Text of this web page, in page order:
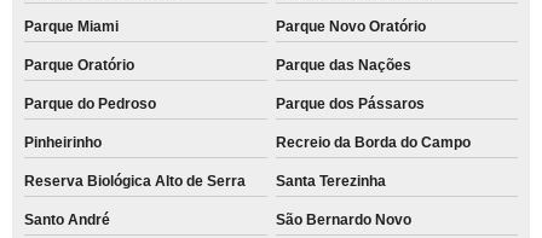
Parque Miami Parque Novo Oratório
Parque Oratório Parque das Nações
Parque do Pedroso Parque dos Pássaros
Pinheirinho Recreio da Borda do Campo
Reserva Biológica Alto de Serra Santa Terezinha
Santo André São Bernardo Novo